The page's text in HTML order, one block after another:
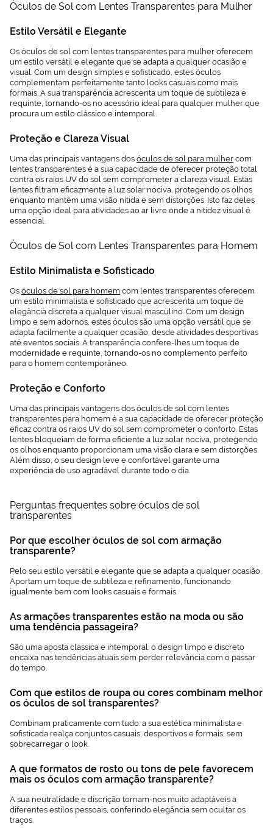
Óculos de Sol com Lentes Transparentes para Mulher
Estilo Versátil e Elegante
Os óculos de sol com lentes transparentes para mulher oferecem
um estilo versátil e elegante que se adapta a qualquer ocasião e
visual. Com um design simples e sofisticado, estes óculos
complementam perfeitamente tanto looks casuais como mais
formais. A sua transparência acrescenta um toque de subtileza e
requinte, tornando-os no acessório ideal para qualquer mulher que
procura um estilo clássico e intemporal.
Proteção e Clareza Visual
Uma das principais vantagens dos óculos de sol para mulher com
lentes transparentes é a sua capacidade de oferecer proteção total
contra os raios UV do sol sem comprometer a clareza visual. Estas
lentes filtram eficazmente a luz solar nociva, protegendo os olhos
enquanto mantêm uma visão nítida e sem distorções. Isto faz deles
uma opção ideal para atividades ao ar livre onde a nitidez visual é
essencial.
Óculos de Sol com Lentes Transparentes para Homem
Estilo Minimalista e Sofisticado
Os óculos de sol para homem com lentes transparentes oferecem
um estilo minimalista e sofisticado que acrescenta um toque de
elegância discreta a qualquer visual masculino. Com um design
limpo e sem adornos, estes óculos são uma opção versátil que se
adapta facilmente a qualquer ocasião, desde atividades desportivas
até eventos sociais. A transparência confere-lhes um toque de
modernidade e requinte, tornando-os no complemento perfeito
para o homem contemporâneo.
Proteção e Conforto
Uma das principais vantagens dos óculos de sol com lentes
transparentes para homem é a sua capacidade de oferecer proteção
eficaz contra os raios UV do sol sem comprometer o conforto. Estas
lentes bloqueiam de forma eficiente a luz solar nociva, protegendo
os olhos enquanto proporcionam uma visão clara e sem distorções.
Além disso, o seu design leve e confortável garante uma
experiência de uso agradável durante todo o dia.
Perguntas frequentes sobre óculos de sol
transparentes
Por que escolher óculos de sol com armação
transparente?
Pelo seu estilo versátil e elegante que se adapta a qualquer ocasião.
Aportam um toque de subtileza e refinamento, funcionando
igualmente bem com looks casuais e formais.
As armações transparentes estão na moda ou são
uma tendência passageira?
São uma aposta clássica e intemporal: o design limpo e discreto
encaixa nas tendências atuais sem perder relevância com o passar
do tempo.
Com que estilos de roupa ou cores combinam melhor
os óculos de sol transparentes?
Combinam praticamente com tudo: a sua estética minimalista e
sofisticada realça conjuntos casuais, desportivos e formais, sem
sobrecarregar o look.
A que formatos de rosto ou tons de pele favorecem
mais os óculos com armação transparente?
A sua neutralidade e discrição tornam-nos muito adaptáveis a
diferentes estilos pessoais, conferindo elegância sem ocultar os
traços.